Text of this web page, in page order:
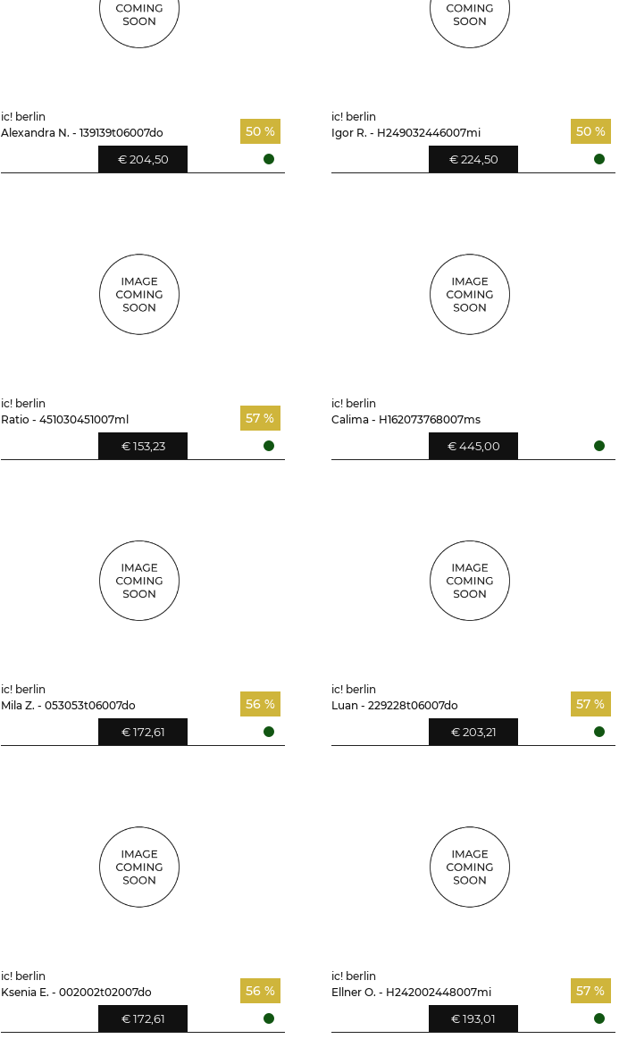
ic! berlin
Alexandra N. - 139139t06007do
50 %
€ 204,50
ic! berlin
Igor R. - H249032446007mi
50 %
€ 224,50
ic! berlin
Ratio - 451030451007ml
57 %
€ 153,23
ic! berlin
Calima - H162073768007ms
€ 445,00
ic! berlin
Mila Z. - 053053t06007do
56 %
€ 172,61
ic! berlin
Luan - 229228t06007do
57 %
€ 203,21
ic! berlin
Ksenia E. - 002002t02007do
56 %
€ 172,61
ic! berlin
Ellner O. - H242002448007mi
57 %
€ 193,01